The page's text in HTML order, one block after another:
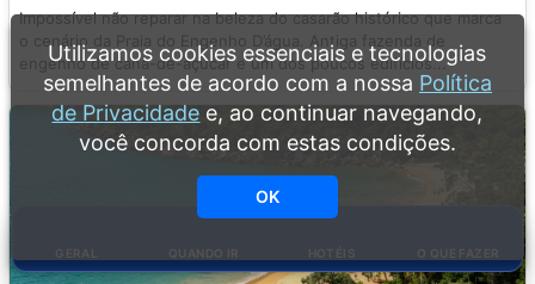
Impossível não reparar na beleza do casarão histórico que marca
o cenário da Praia do Engenho D’água. Antiga fazenda de
engenho de cana-de-açúcar e um dos poucos edifícios...
QUANDO IR HOTÉIS O QUE FAZER
Utilizamos cookies essenciais e tecnologias
semelhantes de acordo com a nossa Política
de Privacidade e, ao continuar navegando,
você concorda com estas condições.
OK